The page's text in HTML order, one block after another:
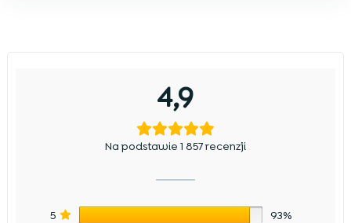
4,9
Na podstawie 1 857 recenzji
5 93%